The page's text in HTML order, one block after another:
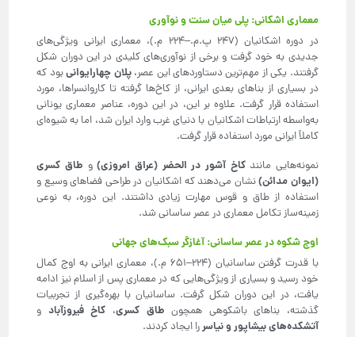
معماری اشکانی: پلی میان سنت و نوآوری
در دوره اشکانیان (۲۴۷ پ.م.–۲۲۴ م.)، معماری ایرانی ویژگی‌های
جدیدی به خود گرفت و برخی از نوآوری‌های کلیدی در این دوران شکل
گرفتند. یکی از مهم‌ترین دستاوردهای این عصر،پلان چهارایوانیبود که
در بسیاری از بناهای بعدی ایرانی، از کاخ‌ها گرفته تا کاروانسراها، مورد
استفاده قرار گرفت. علاوه بر این، در این دوره، عناصر معماری یونانی
به‌واسطه ارتباطات اشکانیان با دنیای غرب وارد ایران شد، اما به شیوه‌ای
کاملاً ایرانی مورد استفاده قرار گرفت.
نمونه‌هایی مانندکاخ آشور در الحضر (عراق امروزی)و طاق کسری
(ایوان مدائن)نشان می‌دهند که اشکانیان در طراحی فضاهای وسیع و
استفاده از طاق و قوس مهارت زیادی داشتند. این دوره، به نوعی
زمینه‌ساز تکامل معماری در عصر ساسانی شد.
اوج شکوه در عصر ساسانی: آغازگر سبک‌های جهانی
با قدرت گرفتن ساسانیان (۲۲۴–۶۵۱ م.)، معماری ایرانی به اوج کمال
خود رسید و بسیاری از ویژگی‌هایی که در معماری پس از اسلام نیز ادامه
یافت، در این دوران شکل گرفت. ساسانیان با بهره‌گیری از تجربیات
گذشته، بناهای باشکوهی همچون طاق کسری، کاخ فیروزآباد و
آتشکده‌های بیشاپور و نیاسررا ایجاد کردند.